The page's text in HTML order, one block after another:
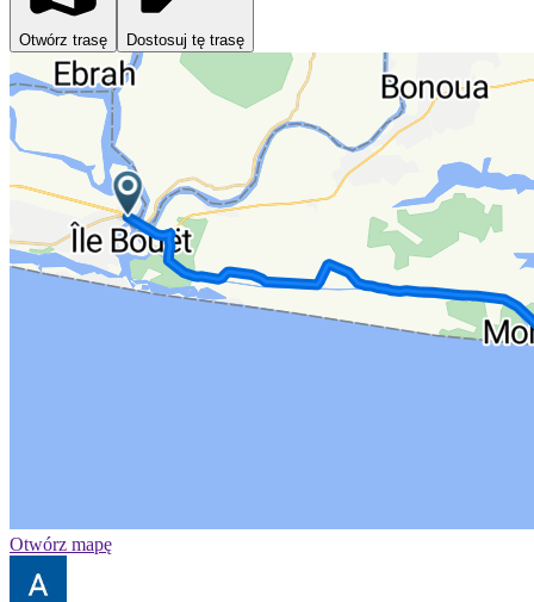
Otwórz trasę Dostosuj tę trasę
Otwórz mapę